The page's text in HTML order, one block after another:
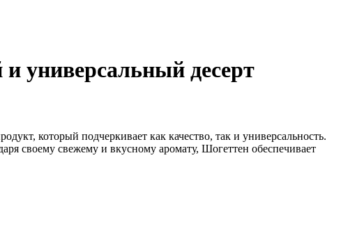
универсальный десерт
который подчеркивает как качество, так и универсальность.
своему свежему и вкусному аромату, Шогеттен обеспечивает